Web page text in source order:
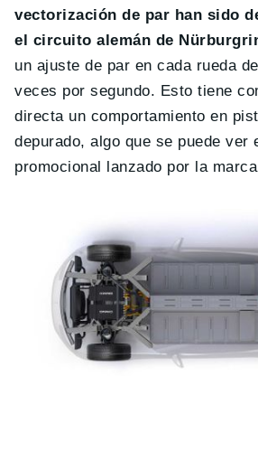
vectorización de par han sido
el circuito alemán de
un ajuste de par en cada rueda
veces por segundo. Esto tiene
directa un comportamiento en
depurado, algo que se puede ver
promocional lanzado por la